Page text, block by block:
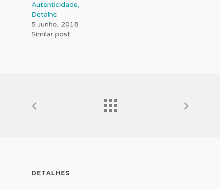
Autenticidade,
Detalhe
5 Junho, 2018
Similar post
DETALHES